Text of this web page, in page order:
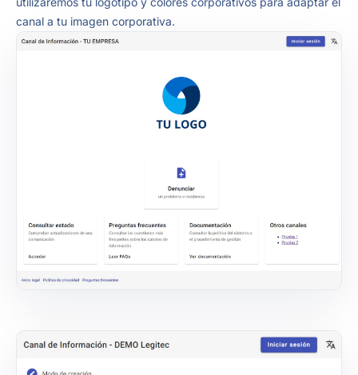
canal a tu imagen corporativa.